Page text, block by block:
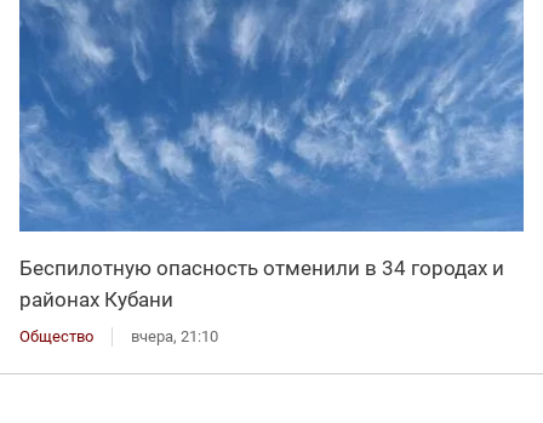
Беспилотную опасность отменили в 34 городах и
районах Кубани
Общество вчера, 21:10